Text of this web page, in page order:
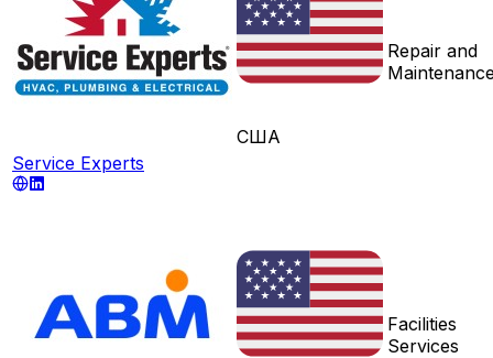
Service Experts
США
Repair and
Facilities
Services